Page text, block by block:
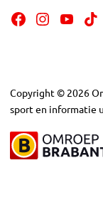
Copyright © 2026
sport en informatie